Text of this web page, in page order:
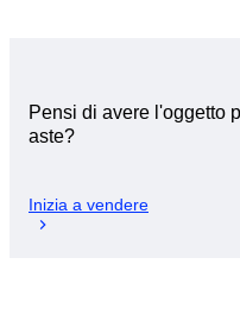
Pensi di avere l'oggetto
aste?
Inizia a vendere